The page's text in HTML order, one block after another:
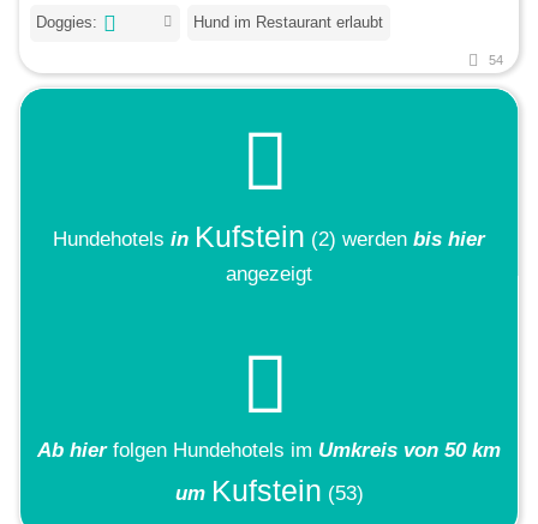
Doggies: Hund im Restaurant erlaubt
54
Hundehotels in Kufstein (2) werden bis hier
angezeigt
Ab hier folgen Hundehotels im Umkreis von 50 km
um Kufstein (53)